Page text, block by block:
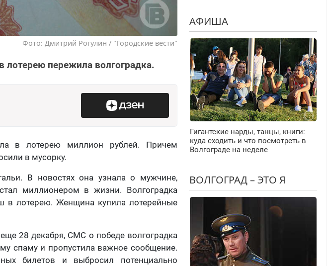
Фото: Дмитрий Рогулин / "Городские вести"
пережила волгоградка.
в лотерею миллион рублей. Причем
в мусорку.
В новостях она узнала о мужчине,
миллионером в жизни. Волгоградка
в лотерею. Женщина купила лотерейные
28 декабря, СМС о победе волгоградка
спаму и пропустила важное сообщение.
билетов и выбросил потенциально
АФИША
Гигантские нарды, танцы, книги:
куда сходить и что посмотреть в
Волгограде на неделе
ВОЛГОГРАД – ЭТО Я